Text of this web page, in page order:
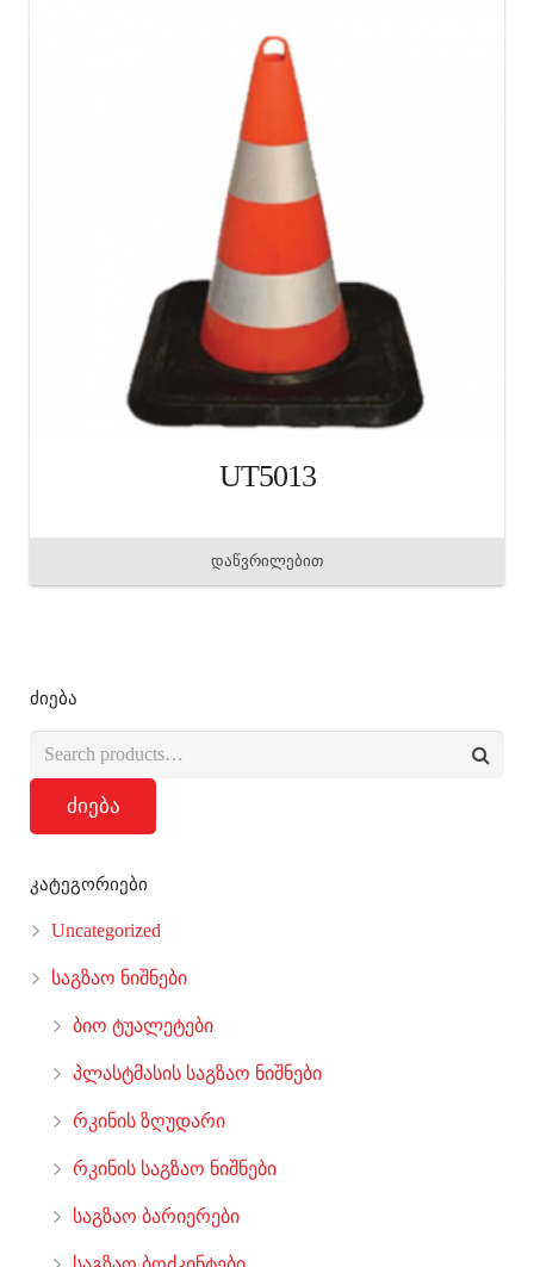
UT5013
დაწვრილებით
ძიება
ძიება
კატეგორიები
Uncategorized
საგზაო ნიშნები
ბიო ტუალეტები
პლასტმასის საგზაო ნიშნები
რკინის ზღუდარი
რკინის საგზაო ნიშნები
საგზაო ბარიერები